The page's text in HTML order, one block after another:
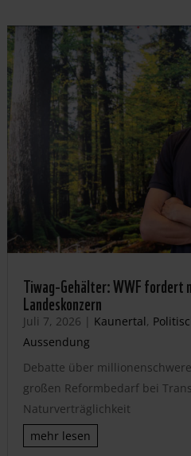
Tiwag-Gehälter: WWF fordert
Landeskonzern
Juli 7, 2026 | Kaunertal,
Aussendung
Debatte über
großen Reformbedarf bei
Naturverträglichkeit
mehr lesen